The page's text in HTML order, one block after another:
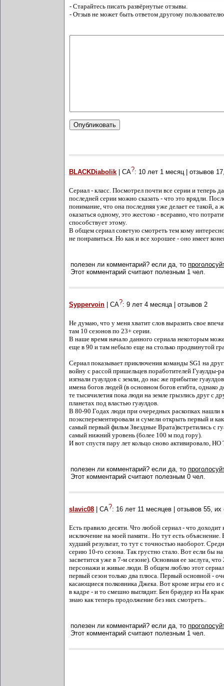
- Старайтесь писать развёрнутые отзывы.
- Отзыв не может быть ответом другому
BLACKDiabolik | СА?: 10 лет 1 месяц| отзывов 17
Сериал - класс. Посмотрел почти все серии и теперь
последней серии можно сказать - что это врядли.
понимание, что она последняя уже делает ее такой, а
оказаться одному, это жестоко - всеравно, что
способствует этому.
В общем сериал советую смотреть тем кому
не понравиться. Но как и все хорошее - оно имеет
полезен ли комментарий? если да, то
Этот комментарий считают полезным 1 чел.
Syppervoin | СА?: 9 лет 4 месяца| отзывов 2
Не думаю, что у меня хватит слов выразить свое
там 10 сезонов по 23+ серии.
В наше время начало данного сериала некоторым
еще в 90 и там небыло еще на столько продвинутой
Сериал показывает приключения команды SG1 на
войну с рассой пришельцев поработителей Гуаулды-
изгнали гуаулдов с земли, до нас же прибытие
имена богов людей (в основном богов егибта, однако
те тысячилетия пока люди на земле грызлись друг с
планетах под властью гуаулдов.
В 80-90 Годах люди при очередных раскопках нашли
поэксперементировали и сумели открыть первый и
самый первый фильм Звездные Врата)встретились с
самый нижний уровень (более 100 м под гору).
И вот спустя пару лет кольцо сново
полезен ли комментарий? если да, то
Этот комментарий считают полезным 0 чел.
slavic08 | СА?: 16 лет 11 месяцев | отзывов 55, их
Есть правило десяти. Что любой сериал - что
исключение на моей памяти.. Но тут есть
худший результат, то тут с точностью наоборот.
серию 10-го сезона. Так грустно стало. Вот если бы
засветится уже в 7-м сезоне). Основная ее заслуга,
персонажи и живые люди. В общем люблю этот
первый сезон только два плюса. Первый основной -
касающиеся полковника Джека. Вот кроме игры его и
в кадре - и то смешно выглядит. Бен браудер из На
знаю как теперь продолжение без них смотреть..
полезен ли комментарий? если да, то
Этот комментарий считают полезным 1 чел.